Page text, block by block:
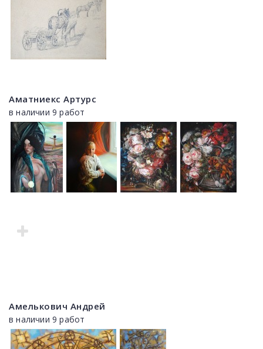
Аматниекс Артурс
в наличии 9 работ
Амелькович Андрей
в наличии 9 работ